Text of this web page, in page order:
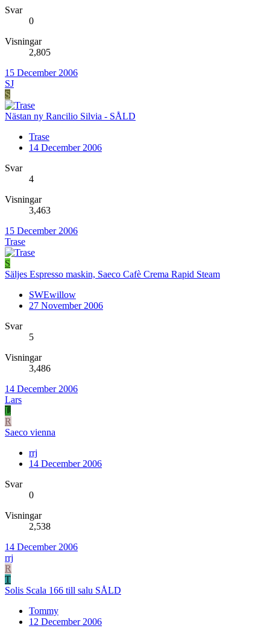
Svar
0
Visningar
2,805
15 December 2006
SJ
S
Nästan ny Rancilio Silvia - SÅLD
Trase
14 December 2006
Svar
4
Visningar
3,463
15 December 2006
Trase
S
Säljes Espresso maskin, Saeco Cafè Crema Rapid Steam
SWEwillow
27 November 2006
Svar
5
Visningar
3,486
14 December 2006
Lars
L
R
Saeco vienna
rrj
14 December 2006
Svar
0
Visningar
2,538
14 December 2006
rrj
R
T
Solis Scala 166 till salu SÅLD
Tommy
12 December 2006